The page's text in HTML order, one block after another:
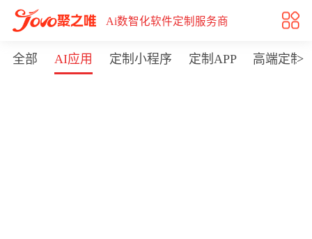
AI应用
Ai数智化软件定制服务商
全部 AI应用 定制小程序 定制APP 高端定制
>